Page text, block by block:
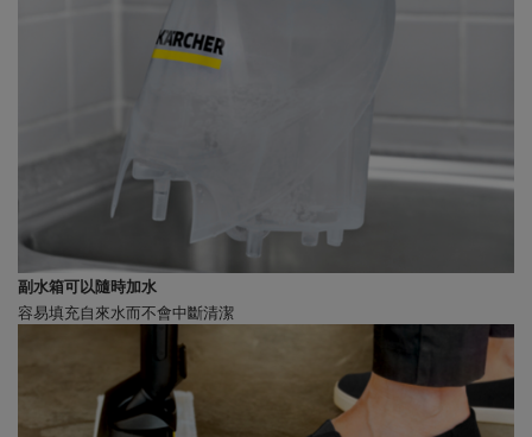
副水箱可以隨時加水
容易填充自來水而不會中斷清潔